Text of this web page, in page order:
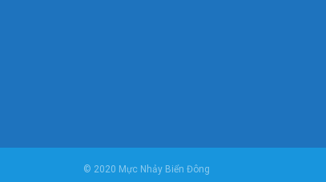
© 2020 Mực Nhảy Biển Đông